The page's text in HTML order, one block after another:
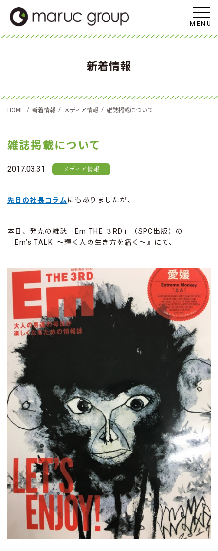
MENU
新着情報
HOME / 新着情報 / メディア情報 / 雑誌掲載について
雑誌掲載について
2017.03.31 メディア情報
先日の社長コラム にもありましたが、
本日、発売の雑誌「Em THE ３RD」（SPC出版）の
「Em’s TALK ～輝く人の生き方を繙く～』にて、